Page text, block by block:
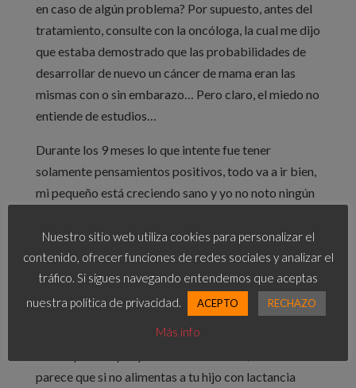
en caso de algún problema? Por supuesto, antes del
tratamiento, consulte con la oncóloga, la cual me dijo
que estaba demostrado que las probabilidades de
desarrollar de nuevo un cáncer de mama eran las
mismas con o sin embarazo… Pero claro, el miedo no
entiende de estudios…
Durante los 9 meses lo que intente fue tener
solamente pensamientos positivos, todo va a ir bien,
mi pequeño está creciendo sano y yo no noto ningún
de bajón, donde el miedo invadía lo racional.
Superado casi todo el embarazo, y super feliz, surgió
otra duda. ¿Podre darle lactancia materna a mi
pequeño con solamente un pecho y el cual fue
sometido también a cirugía? Ahora mismo hay
parece que si no alimentas a tu hijo con lactancia
Nuestro sitio web utiliza cookies para personalizar el
contenido, ofrecer funciones de redes sociales y analizar el
tráfico. Si sigues navegando entendemos que aceptas
nuestra política de privacidad.
ACEPTO RECHAZO
Más info